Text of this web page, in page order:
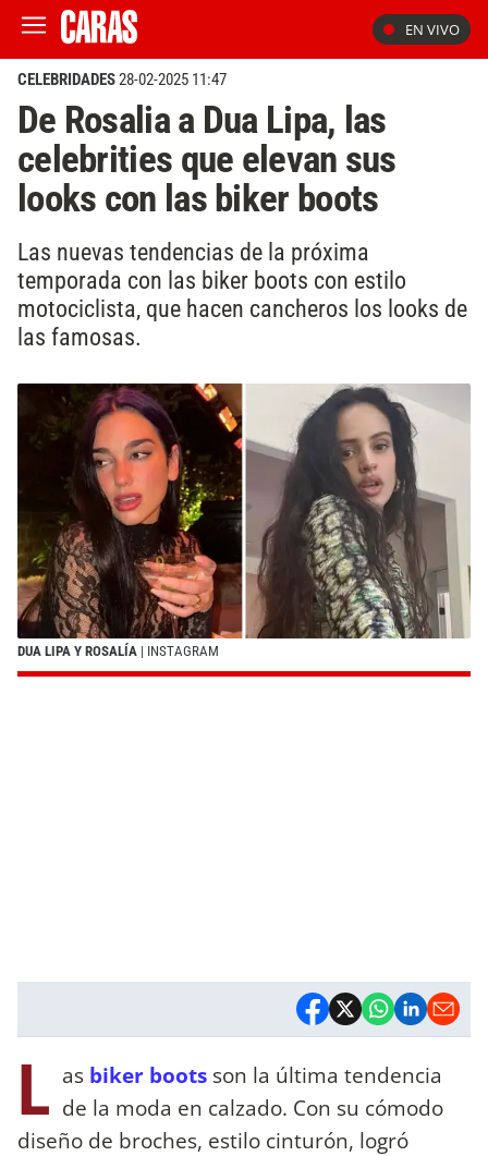
EN VIVO
CELEBRIDADES28-02-2025 11:47
De Rosalia a Dua Lipa, las
celebrities que elevan sus
looks con las biker boots
Las nuevas tendencias de la próxima
temporada con las biker boots con estilo
motociclista, que hacen cancheros los looks de
las famosas.
DUA LIPA Y ROSALÍA | INSTAGRAM
L as biker boots son la última tendencia
de la moda en calzado. Con su cómodo
diseño de broches, estilo cinturón, logró